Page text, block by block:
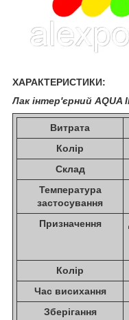
ХАРАКТЕРИСТИКИ:
Лак інтер'єрний AQUA
Витрата
Колір
Склад
Температура
застосування
Призначення
Колір
Час висихання
Зберігання